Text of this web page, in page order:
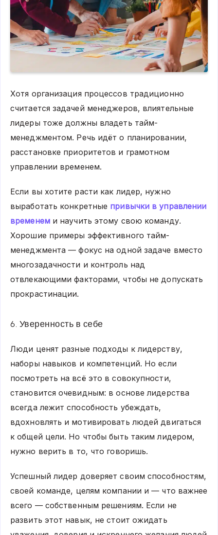
Хотя организация процессов традиционно
считается задачей менеджеров, влиятельные
лидеры тоже должны владеть тайм-
менеджментом. Речь идёт о планировании,
расстановке приоритетов и грамотном
управлении временем.
Если вы хотите расти как лидер, нужно
выработать конкретные привычки в управлении
временеми научить этому свою команду.
Хорошие примеры эффективного тайм-
менеджмента — фокус на одной задаче вместо
многозадачности и контроль над
отвлекающими факторами, чтобы не допускать
прокрастинации.
6. Уверенность в себе
Люди ценят разные подходы к лидерству,
наборы навыков и компетенций. Но если
посмотреть на всё это в совокупности,
становится очевидным: в основе лидерства
всегда лежит способность убеждать,
вдохновлять и мотивировать людей двигаться
к общей цели. Но чтобы быть таким лидером,
нужно верить в то, что говоришь.
Успешный лидер доверяет своим способностям,
своей команде, целям компании и — что важнее
всего — собственным решениям. Если не
развить этот навык, не стоит ожидать